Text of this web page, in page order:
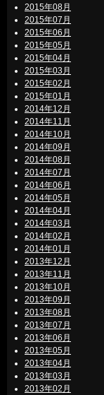
2015年08月
2015年07月
2015年06月
2015年05月
2015年04月
2015年03月
2015年02月
2015年01月
2014年12月
2014年11月
2014年10月
2014年09月
2014年08月
2014年07月
2014年06月
2014年05月
2014年04月
2014年03月
2014年02月
2014年01月
2013年12月
2013年11月
2013年10月
2013年09月
2013年08月
2013年07月
2013年06月
2013年05月
2013年04月
2013年03月
2013年02月